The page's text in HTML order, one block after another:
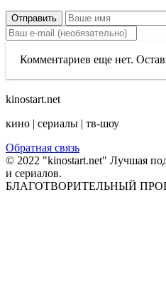
Отправить
Комментариев еще нет.
kinostart.net
кино | сериалы | тв-шоу
Обратная связь
© 2022 "kinostart.net" Лучшая
и сериалов.
БЛАГОТВОРИТЕЛЬНЫЙ